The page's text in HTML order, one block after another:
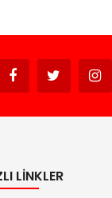
LINKLER